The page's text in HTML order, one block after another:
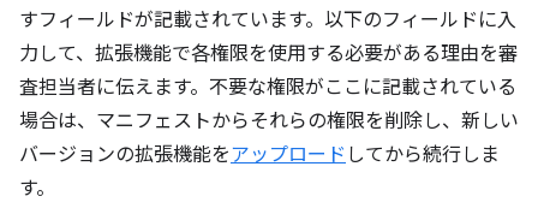
すフィールドが記載されています。以下のフィールドに入
力して、拡張機能で各権限を使用する必要がある理由を審
査担当者に伝えます。不要な権限がここに記載されている
場合は、マニフェストからそれらの権限を削除し、新しい
バージョンの拡張機能をアップロード してから続行しま
す。